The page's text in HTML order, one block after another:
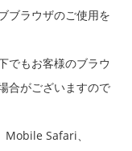
ブラウザのご使用を
でもお客様のブラウ
合がございますので
Safari、